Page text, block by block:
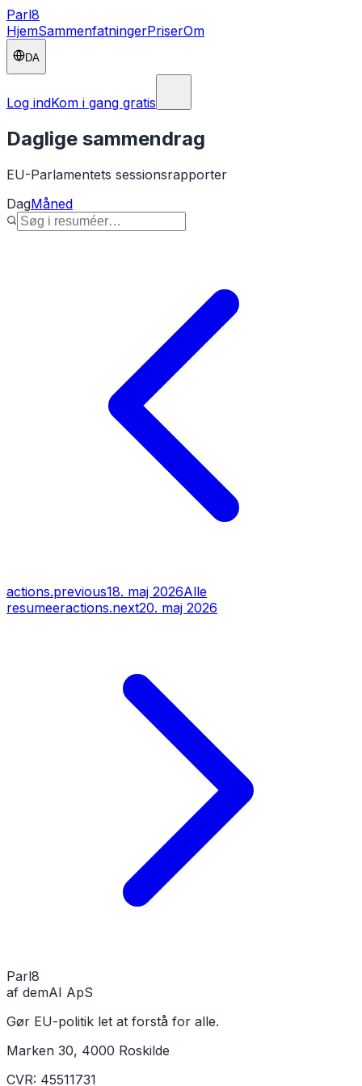
Parl8
HjemSammenfatningerPriserOm
DA
Log indKom i gang gratis
Daglige sammendrag
EU-Parlamentets sessionsrapporter
DagMåned
actions.previous18. maj 2026Alle
resumeeractions.next20. maj 2026
Parl8
af demAI ApS
Gør EU-politik let at forstå for alle.
Marken 30, 4000 Roskilde
CVR: 45511731